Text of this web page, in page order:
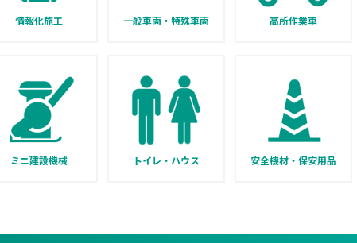
情報化施工 一般車両・特殊車両 高所作業車
ミニ建設機械 トイレ・ハウス 安全機材・保安用品